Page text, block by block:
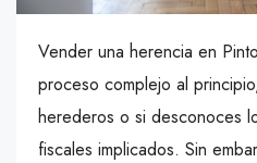
Vender una herencia en
proceso complejo al
herederos o si desconoces
fiscales implicados. Sin